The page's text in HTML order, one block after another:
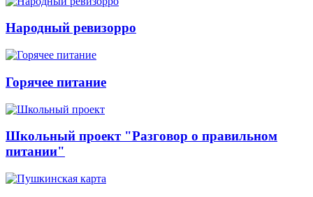
Народный ревизорро
Горячее питание
Школьный проект "Разговор о правильном
питании"